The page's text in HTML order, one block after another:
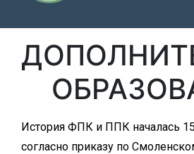
История ФПК и ППК началась
согласно приказу по